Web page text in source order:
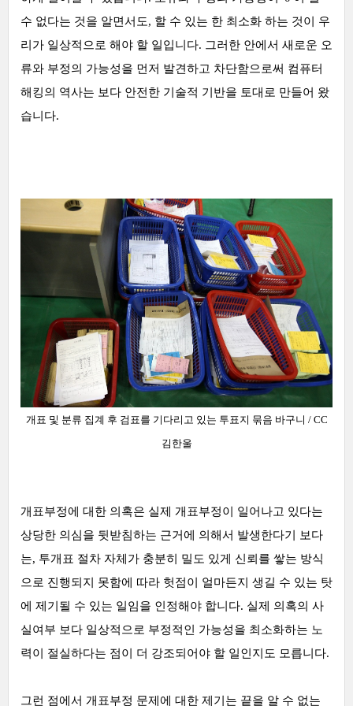
수 없다는 것을 알면서도, 할 수 있는 한 최소화 하는 것이 우
리가 일상적으로 해야 할 일입니다. 그러한 안에서 새로운 오
류와 부정의 가능성을 먼저 발견하고 차단함으로써 컴퓨터
해킹의 역사는 보다 안전한 기술적 기반을 토대로 만들어 왔
습니다.
개표 및 분류 집계 후 검표를 기다리고 있는 투표지 묶음 바구니 / CC
김한울
개표부정에 대한 의혹은 실제 개표부정이 일어나고 있다는
상당한 의심을 뒷받침하는 근거에 의해서 발생한다기 보다
는, 투개표 절차 자체가 충분히 밀도 있게 신뢰를 쌓는 방식
으로 진행되지 못함에 따라 헛점이 얼마든지 생길 수 있는 탓
에 제기될 수 있는 일임을 인정해야 합니다. 실제 의혹의 사
실여부 보다 일상적으로 부정적인 가능성을 최소화하는 노
력이 절실하다는 점이 더 강조되어야 할 일인지도 모릅니다.
그런 점에서 개표부정 문제에 대한 제기는 끝을 알 수 없는